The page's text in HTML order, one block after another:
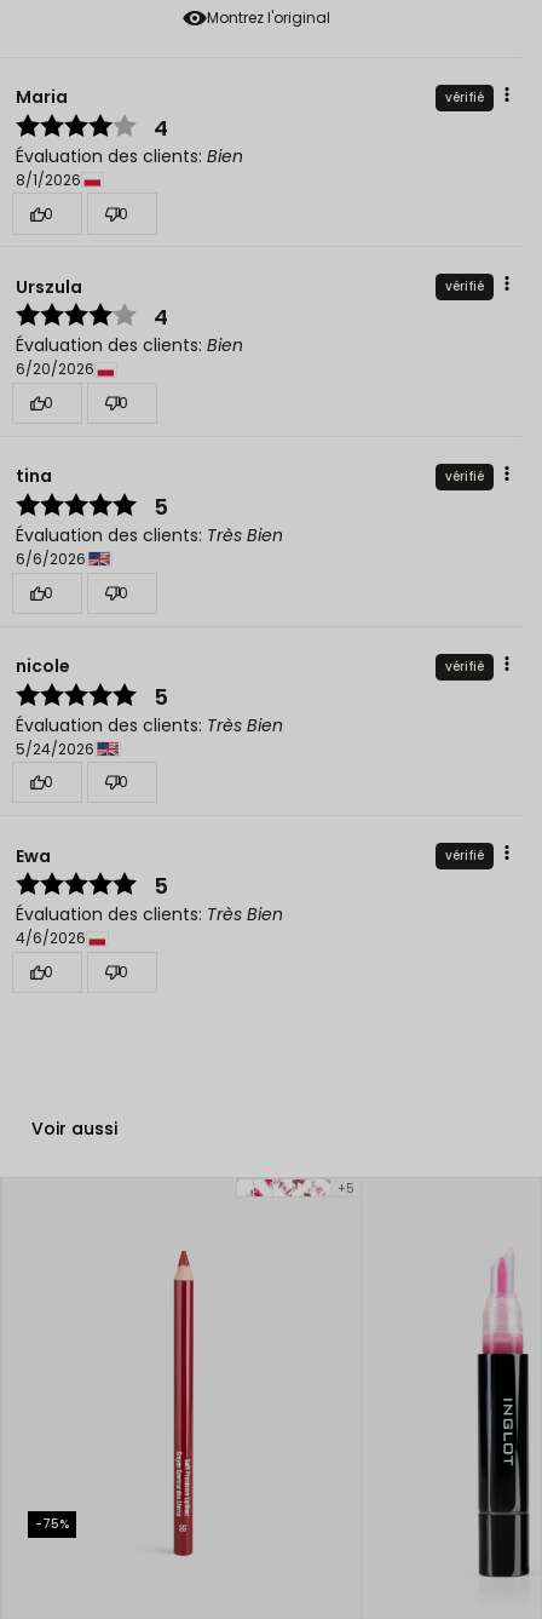
Montrez l'original
Maria vérifié
4
Évaluation des clients: Bien
8/1/2026
0
0
Urszula vérifié
4
Évaluation des clients: Bien
6/20/2026
0
0
tina vérifié
5
Évaluation des clients: Très Bien
6/6/2026
0
0
nicole vérifié
5
Évaluation des clients: Très Bien
5/24/2026
0
0
Ewa vérifié
5
Évaluation des clients: Très Bien
4/6/2026
0
0
Voir aussi
+5
-75%